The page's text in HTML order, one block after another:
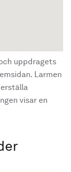
uppdragets
Larmen
visar en